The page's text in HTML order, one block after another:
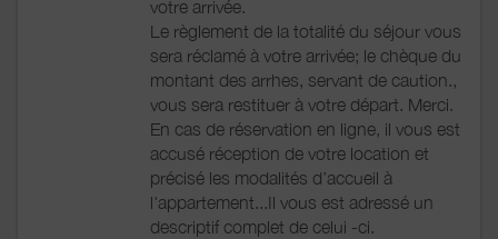
votre arrivée.
Le règlement de la totalité du séjour vous
sera réclamé à votre arrivée; le chèque du
montant des arrhes, servant de caution.,
vous sera restituer à votre départ. Merci.
En cas de réservation en ligne, il vous est
accusé réception de votre location et
précisé les modalités d’accueil à
l'appartement...Il vous est adressé un
descriptif complet de celui -ci.